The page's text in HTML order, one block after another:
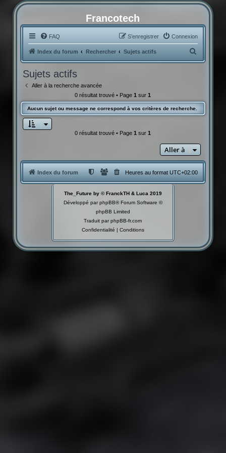
Francotech
FAQ Connexion
S’enregistrer
Index du forum Rechercher Sujets actifs
e
e
r
Sujets actifs
Aller à la recherche avancée
0 résultat trouvé • Page1 sur1
Aucun sujet ou message ne correspond à vos critères de recherche.
0 résultat trouvé • Page1 sur1
Aller à
Index du forum Heures au formatUTC+02:00
The_Future by © FranckTH & Luca 2019
Développé parphpBB® Forum Software ©
phpBB Limited
Traduit parphpBB-fr.com
Confidentialité | Conditions